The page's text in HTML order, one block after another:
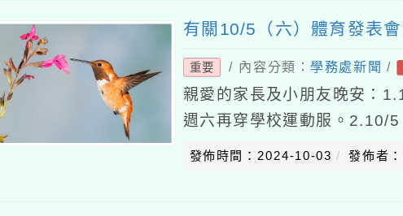
有關10/5（六）體育發表
重要 / 內容分類：學務處新聞 /
親愛的家長及小朋友晚安：
週六再穿學校運動服。2.10/
公布停班停課。3.當天如有
發佈時間：2024-10-03 發佈者